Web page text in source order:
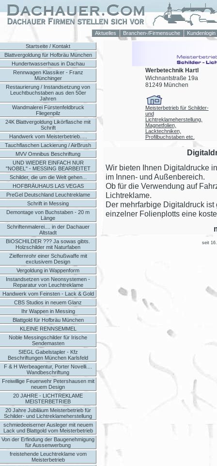
Aktuelles Branchen-/Firmensuche Kundenlogin
Startseite / Kontakt
Blattvergoldung für Hofbräu München
Hundertwasserhaus in Dachau
Rennwagen Klassiker - Franz
Münchinger
Restaurierung / Instandsetzung von
Leuchtbuchstaben aus den 50er
Jahren
Wandmalerei Fürstenfeldbruck
Fliegenpilz
24K Blattvergoldung Likörflasche mit
Schrift
Handwerk vom Meisterbetrieb.....
Tauchflaschen Lackierung / AirBrush
MVV Omnibus Beschriftung
UND WIEDER EINFACH NUR
"NOBEL" - MESSING BEARBEITET
Schilder, die um die Welt gehen...
HOFBRÄUHAUS LAS VEGAS
PreGel Deutschland Leuchtreklame
Schrift in Messing
Demontage von Buchstaben - 20 m
Länge
Schriftenmalerei.... in der Dachauer
Altstadt
BIOSCHILDER ??? Ja sowas gibts.
Holzschilder mit Naturfaben
Zielfernrohr einer Schußwaffe mit
exclusivem Design
Vergoldung in Wappenform
Instandsetzen von Neonsystemen -
Reparatur von Leuchtreklame
Handwerk vom Feinsten - Lack & Gold
CBS Studios in neuem Glanz
Ihr Wappen in Messing
Blattgold für Hofbräu München
KLEINE RENNSEMMEL
Noble Messingschilder für Irische
Sendemasten
SIEGL Gabelstapler - Kfz
Beschriftungen München Karlsfeld
F & H Werbeagentur, Porter Novelli....
Wandbeschriftung
Freiwillige Feuerwehr Petershausen mit
neuem Design
20 JAHRE - LICHTREKLAME
MEISTERBETRIEB
20 Jahre Jubiläum Meisterbetrieb für
Schilder- und Lichtreklameherstellung
schmiedeeiserner Ausleger mit neuem
Lack und Blattgold vom Meisterbetrieb
Von der Erfindung der Baugenehmigung
für Aussenwerbung
freistehende Leuchtreklame vom
Meisterbetrieb
Werbetechnik Hartl
Wichnantstraße 19a
81249 München
Meisterbetrieb für Schilder-
und
Lichtreklameherstellung,
Magnetfolien,
Lacktechniken,
Profilbuchstaben etc.
Wir bieten Ihnen Digitaldrucke
im Innen- und Außenbereich.
Ob für die Verwendung auf
Lichtreklame.
Der mehrfarbige Digitaldruck
einzelner Folienplotts eine
seit